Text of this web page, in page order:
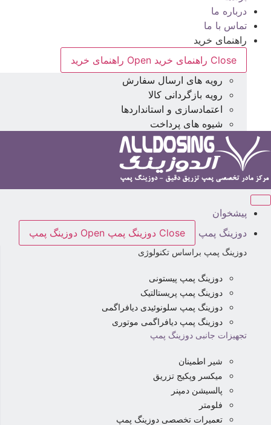
درباره ما
تماس با ما
راهنمای خرید
Close راهنمای خرید
Open راهنمای خرید
رویه های ارسال سفارش
رویه بازگردانی کالا
اعتمادسازی و استانداردها
شیوه های پرداخت
پیشخوان
دوزینگ پمپ
Close دوزینگ پمپ Open دوزینگ پمپ
دوزینگ پمپ براساس تکنولوژی
دوزینگ پمپ پیستونی
دوزینگ پمپ پریستالتیک
دوزینگ پمپ سلونوئیدی دیافراگمی
دوزینگ پمپ دیافراگمی موتوری
تجهیزات جانبی دوزینگ پمپ
شیر اطمینان
میکسر وپکیج تزریق
پالسیشن دمپنر
فلومتر
تعمیرات تخصصی دوزینگ پمپ